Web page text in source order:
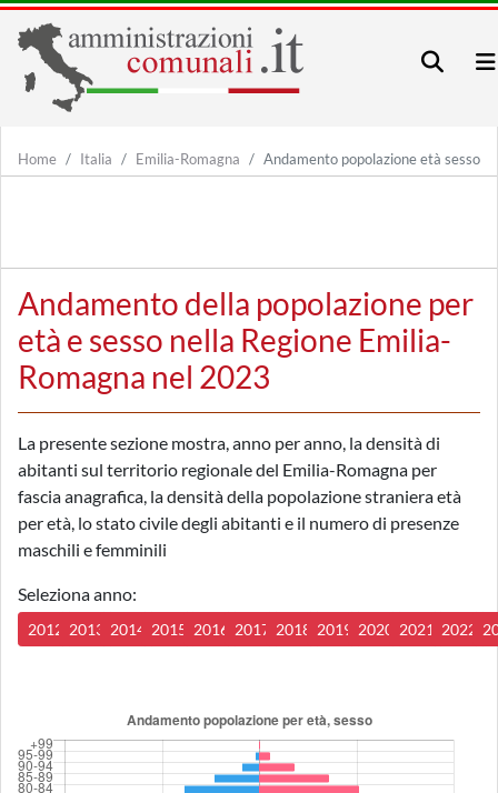
Home Italia Emilia-Romagna Andamento popolazione età sesso
Andamento della popolazione per
età e sesso nella Regione Emilia-
Romagna nel 2023
La presente sezione mostra, anno per anno, la densità di
abitanti sul territorio regionale del Emilia-Romagna per
fascia anagrafica, la densità della popolazione straniera età
per età, lo stato civile degli abitanti e il numero di presenze
maschili e femminili
Seleziona anno:
2012 2013 2014 2015 2016 2017 2018 2019 2020 2021 2022